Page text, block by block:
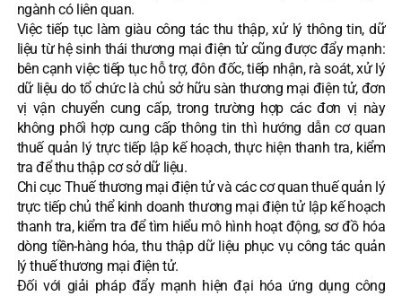
ngành có liên quan.
Việc tiếp tục làm giàu công tác thu thập, xử lý thông tin, dữ
liệu từ hệ sinh thái thương mại điện tử cũng được đẩy mạnh:
bên cạnh việc tiếp tục hỗ trợ, đôn đốc, tiếp nhận, rà soát, xử lý
dữ liệu do tổ chức là chủ sở hữu sàn thương mại điện tử, đơn
vị vận chuyển cung cấp, trong trường hợp các đơn vị này
không phối hợp cung cấp thông tin thì hướng dẫn cơ quan
thuế quản lý trực tiếp lập kế hoạch, thực hiện thanh tra, kiểm
tra để thu thập cơ sở dữ liệu.
Chi cục Thuế thương mại điện tử và các cơ quan thuế quản lý
trực tiếp chủ thể kinh doanh thương mại điện tử lập kế hoạch
thanh tra, kiểm tra để tìm hiểu mô hình hoạt động, sơ đồ hóa
dòng tiền-hàng hóa, thu thập dữ liệu phục vụ công tác quản
lý thuế thương mại điện tử.
Đối với giải pháp đẩy mạnh hiện đại hóa ứng dụng công